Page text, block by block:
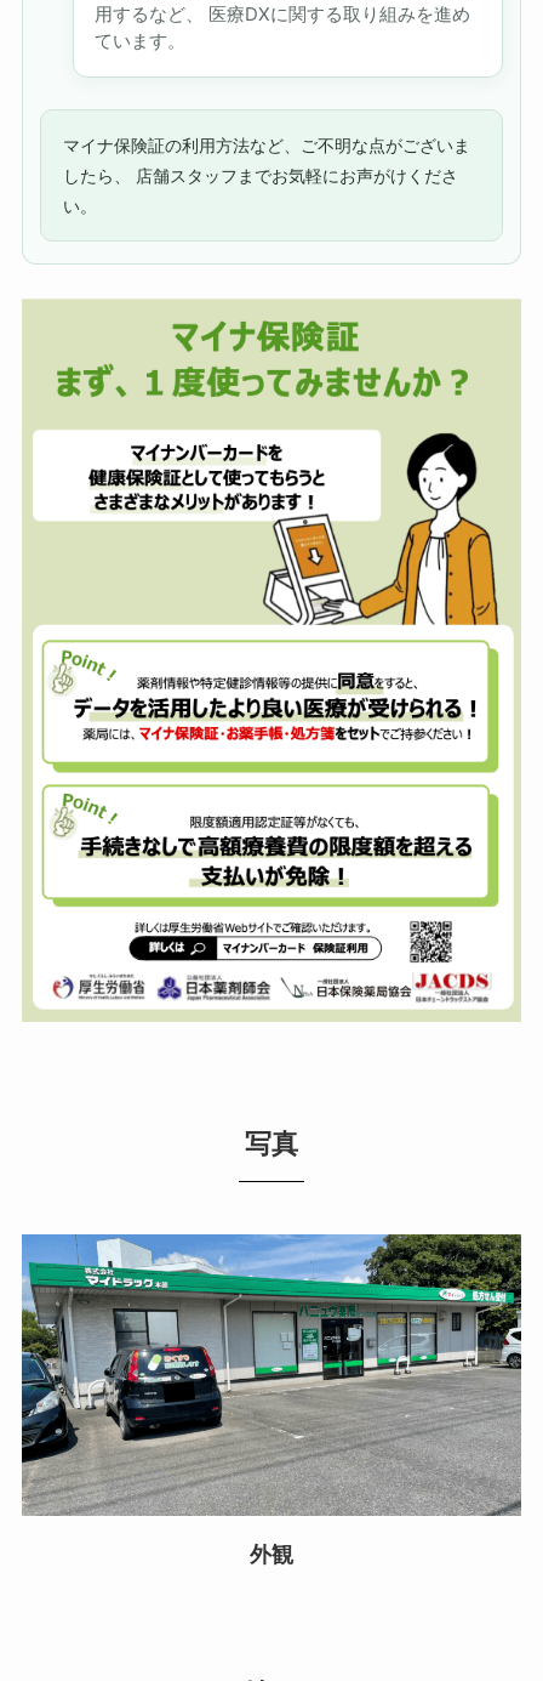
用するなど、 医療DXに関する取り組みを進め
ています。
マイナ保険証の利用方法など、ご不明な点がございま
したら、 店舗スタッフまでお気軽にお声がけくださ
い。
写真
外観